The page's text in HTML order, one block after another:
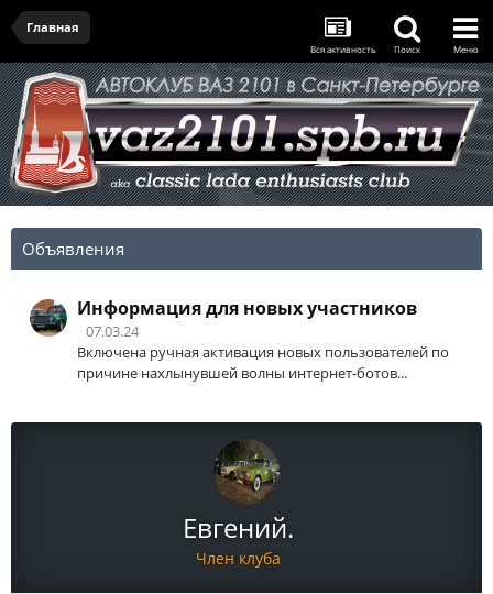
Главная
Вся активность Поиск Меню
Объявления
Информация для новых участников
07.03.24
Включена ручная активация новых пользователей по
причине нахлынувшей волны интернет-ботов...
Евгений.
Член клуба